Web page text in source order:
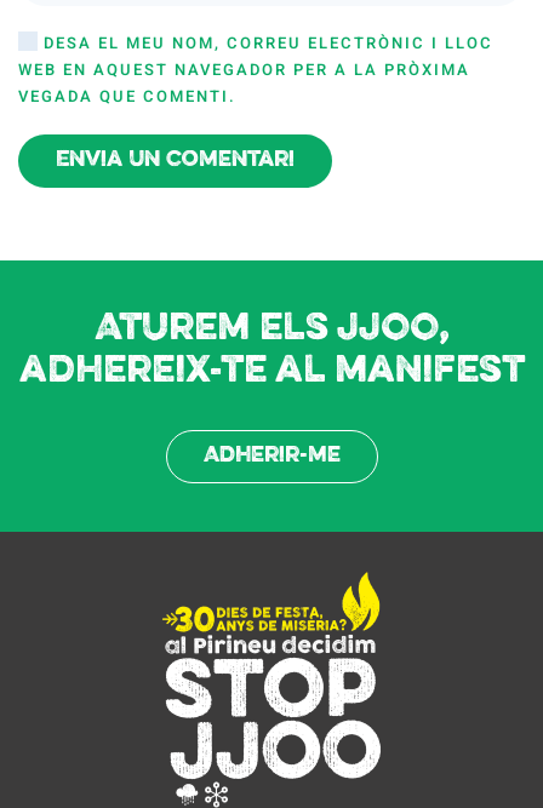
DESA EL MEU NOM, CORREU ELECTRÒNIC I LLOC
WEB EN AQUEST NAVEGADOR PER A LA PRÒXIMA
VEGADA QUE COMENTI.
Envia un comentari
Aturem els JJOO,
adhereix-te al manifest
Adherir-me